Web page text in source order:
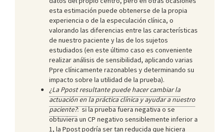
esta estimación puede obtenerse de la propia
experiencia o de la especulación clínica, o
valorando las diferencias entre las características
de nuestro paciente y las de los sujetos
estudiados (en este último caso es conveniente
realizar análisis de sensibilidad, aplicando varias
Ppre clínicamente razonables y determinando su
impacto sobre la utilidad de la prueba).
¿La Ppost resultante puede hacer cambiar la
actuación en la práctica clínica y ayudar a nuestro
paciente?: si la prueba fuera negativa o se
obtuviera un CP negativo sensiblemente inferior a
1, la Ppost podría ser tan reducida que hiciera